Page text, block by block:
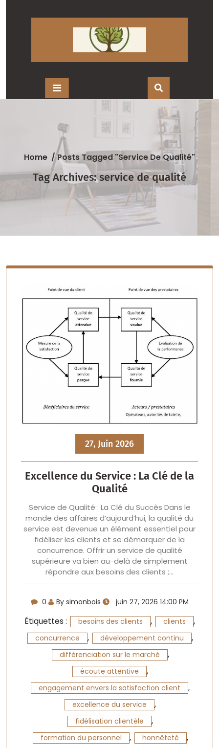
Home /Posts Tagged "service De Qualité"
Tag Archives: service de qualité
27, Juin 2026
Excellence du Service : La Clé de la
Qualité
Service de Qualité : La Clé du Succès Dans le
monde des affaires d’aujourd’hui, la qualité du
service est devenue un élément essentiel pour
fidéliser les clients et se démarquer de la
concurrence. Offrir un service de qualité
supérieure va bien au-delà de simplement
répondre aux besoins des clients ;…
0 By simonbois juin 27, 2026 14:00 PM
Étiquettes : besoins des clients , clients ,
concurrence , développement continu ,
différenciation sur le marché ,
écoute attentive ,
engagement envers la satisfaction client ,
excellence du service ,
fidélisation clientèle ,
formation du personnel , honnêteté ,